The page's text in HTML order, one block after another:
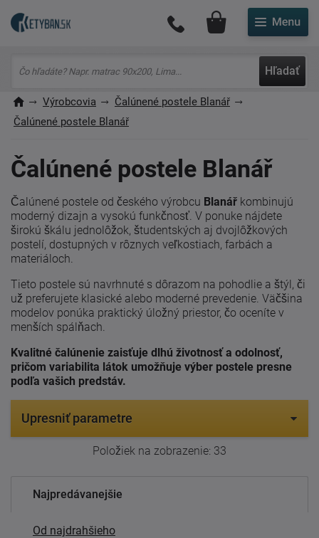
Hľadať
Môj účet
Výrobcovia
Čalúnené postele Blanář
Čalúnené postele Blanář
Čalúnené postele Blanář
Čalúnené postele od českého výrobcu Blanář kombinujú
moderný dizajn a vysokú funkčnosť. V ponuke nájdete
širokú škálu jednolôžok, študentských aj dvojlôžkových
postelí, dostupných v rôznych veľkostiach, farbách a
materiáloch.
Tieto postele sú navrhnuté s dôrazom na pohodlie a štýl, či
už preferujete klasické alebo moderné prevedenie. Väčšina
modelov ponúka praktický úložný priestor, čo oceníte v
menších spálňach.
Kvalitné čalúnenie zaisťuje dlhú životnosť a odolnosť,
pričom variabilita látok umožňuje výber postele presne
podľa vašich predstáv.
Upresniť parametre
Položiek na zobrazenie: 33
Najpredávanejšie
Od najdrahšieho